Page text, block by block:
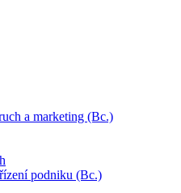
a marketing (Bc.)
podniku (Bc.)